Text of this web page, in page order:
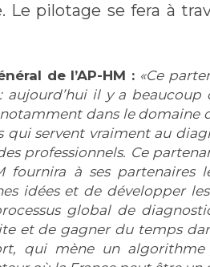
Le pilotage se fera à
de l’AP-HM :
Ce
aujourd’hui il y a beaucoup
dans le domaine
qui servent vraiment au
professionnels. Ce
fournira à ses partenaires
idées et de développer
global de
et de gagner du temps
qui mène un algorithme